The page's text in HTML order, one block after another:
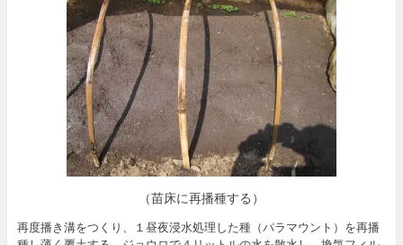
（苗床に再播種する）
再度播き溝をつくり、１昼夜浸水処理した種（パラマウント）を再播